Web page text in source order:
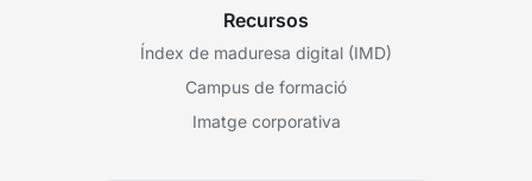
Recursos
Índex de maduresa digital (IMD)
Campus de formació
Imatge corporativa